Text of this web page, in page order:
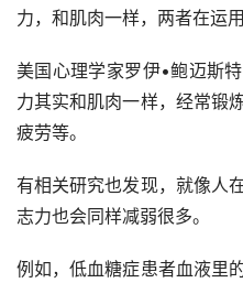
力，和肌肉一样，两者在运
美国心理学家罗伊•鲍迈斯
力其实和肌肉一样，经常锻
疲劳等。
有相关研究也发现，就像人
志力也会同样减弱很多。
例如，低血糖症患者血液里